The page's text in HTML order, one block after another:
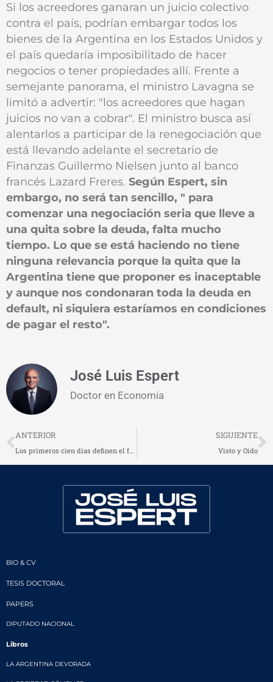
Si los acreedores ganaran un juicio colectivo
contra el país, podrían embargar todos los
bienes de la Argentina en los Estados Unidos y
el país quedaría imposibilitado de hacer
negocios o tener propiedades allí. Frente a
semejante panorama, el ministro Lavagna se
limitó a advertir: "los acreedores que hagan
juicios no van a cobrar". El ministro busca así
alentarlos a participar de la renegociación que
está llevando adelante el secretario de
Finanzas Guillermo Nielsen junto al banco
francés Lazard Freres. Según Espert, sin
embargo, no será tan sencillo, " para
comenzar una negociación seria que lleve a
una quita sobre la deuda, falta mucho
tiempo. Lo que se está haciendo no tiene
ninguna relevancia porque la quita que la
Argentina tiene que proponer es inaceptable
y aunque nos condonaran toda la deuda en
default, ni siquiera estaríamos en condiciones
de pagar el resto".
José Luis Espert
Doctor en Economía
Prev
ANTERIOR
Los primeros cien días definen el futuro
SIGUIENTE
Visto y Oído
BIO & CV
TESIS DOCTORAL
PAPERS
DIPUTADO NACIONAL
Libros
LA ARGENTINA DEVORADA